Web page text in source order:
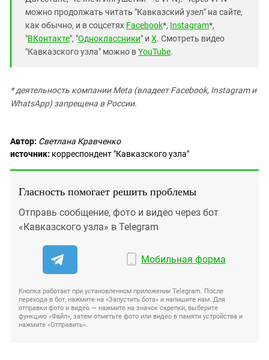
можно продолжать читать "Кавказский узел" на сайте,
как обычно, и в соцсетях Facebook*, Instagram*,
"ВКонтакте", "Одноклассники" и X. Смотреть видео
"Кавказского узла" можно вYouTube.
* деятельность компании Meta (владеет Facebook, Instagram и
WhatsApp) запрещена в России.
Автор: Светлана Кравченко
источник: корреспондент "Кавказского узла"
Гласность помогает решить проблемы
Отправь сообщение, фото и видео через бот
«Кавказского узла» в Telegram
Мобильная форма
Кнопка работает при установленном приложении Telegram. После
перехода в бот, нажмите на «Запустить бота» и напишите нам. Для
отправки фото и видео — нажмите на значок скрепки, выберите
функцию «Файл», затем отметьте фото или видео в памяти устройства и
нажмите «Отправить».